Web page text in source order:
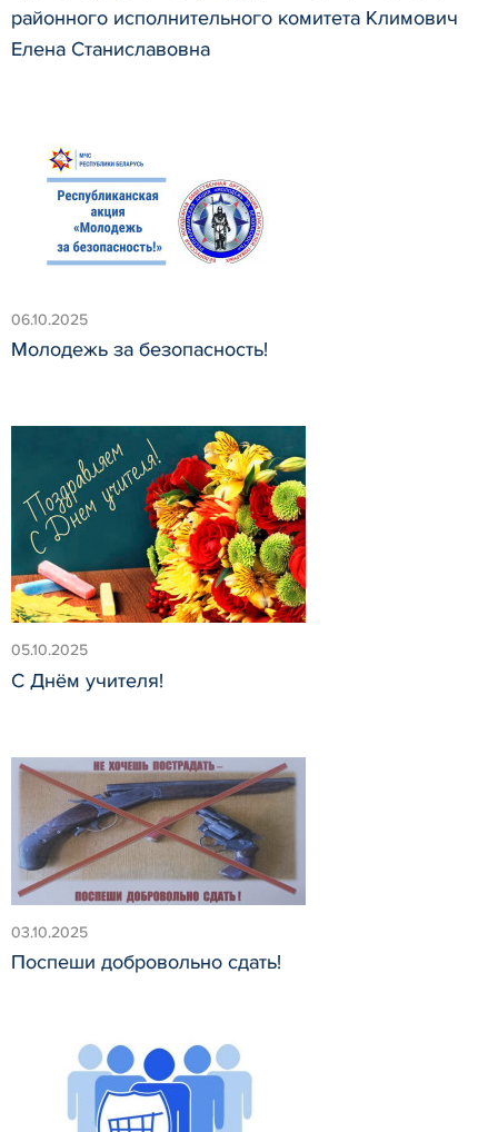
районного исполнительного комитета Климович
Елена Станиславовна
06.10.2025
Молодежь за безопасность!
05.10.2025
С Днём учителя!
03.10.2025
Поспеши добровольно сдать!